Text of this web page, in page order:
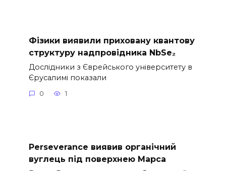
Фізики виявили приховану квантову
структуру надпровідника NbSe₂
Дослідники з Єврейського університету в
Єрусалимі показали
0 1
Perseverance виявив органічний
вуглець під поверхнею Марса